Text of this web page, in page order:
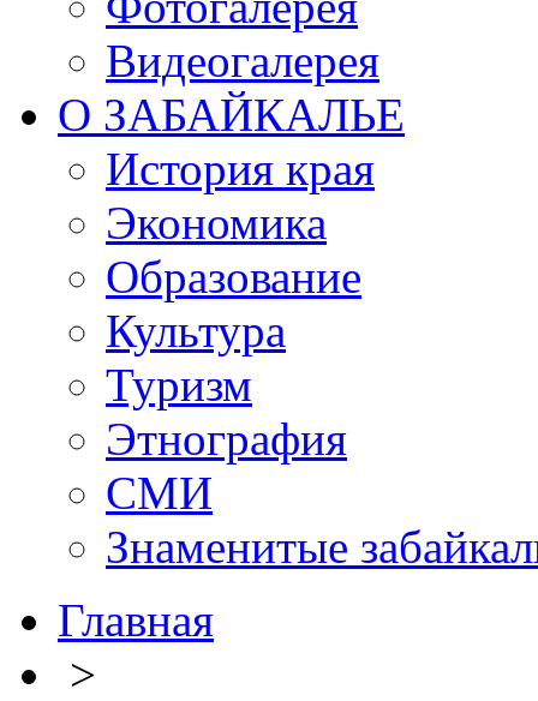
Видеогалерея
О ЗАБАЙКАЛЬЕ
История края
Экономика
Образование
Культура
Туризм
Этнография
СМИ
Знаменитые
Главная
>